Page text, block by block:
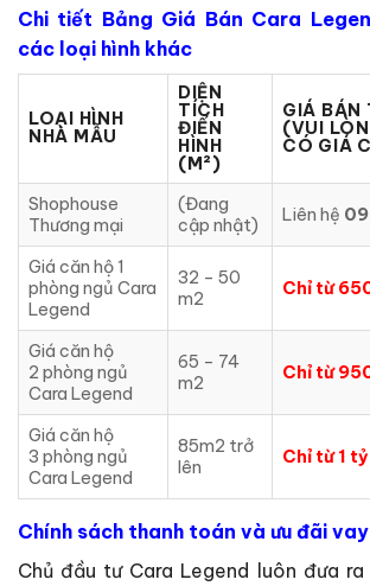
Chi tiết Bảng Giá Bán Cara
các loại hình khác
LOẠI HÌNH
NHÀ MẪU
DIỆN
TÍCH
ĐIỂN
HÌNH
(M²)
GIÁ BÁN
(VUI
CÓ GIÁ
Shophouse
Thương mại
(Đang
cập nhật)
Liên hệ
Giá căn hộ 1
phòng ngủ Cara
Legend
32 – 50
m2
Chỉ từ
Giá căn hộ
2 phòng ngủ
Cara Legend
65 – 74
m2
Chỉ từ
Giá căn hộ
3 phòng ngủ
Cara Legend
85m2 trở
lên
Chỉ từ 1
Chính sách thanh toán và ưu đãi
Chủ đầu tư Cara Legend luôn đưa